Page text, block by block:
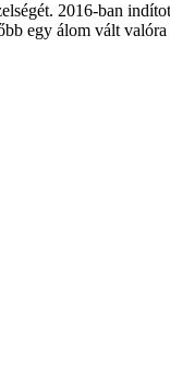
2016-ban
egy álom vált